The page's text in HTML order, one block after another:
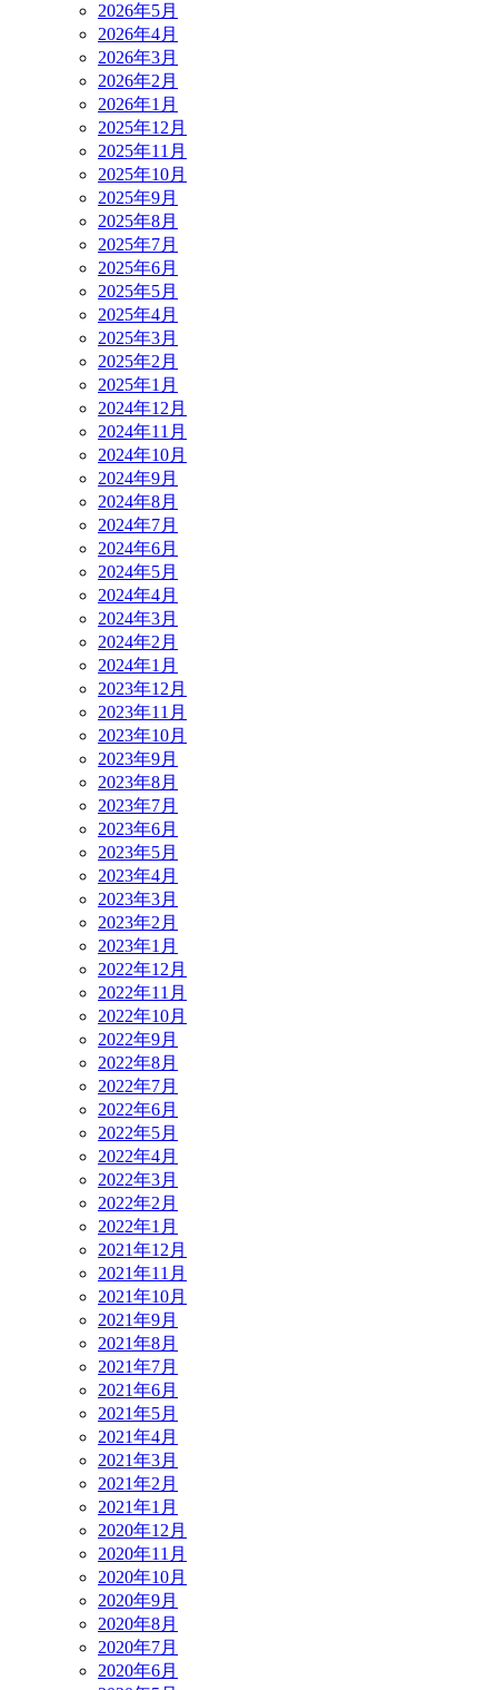
2026年5月
2026年4月
2026年3月
2026年2月
2026年1月
2025年12月
2025年11月
2025年10月
2025年9月
2025年8月
2025年7月
2025年6月
2025年5月
2025年4月
2025年3月
2025年2月
2025年1月
2024年12月
2024年11月
2024年10月
2024年9月
2024年8月
2024年7月
2024年6月
2024年5月
2024年4月
2024年3月
2024年2月
2024年1月
2023年12月
2023年11月
2023年10月
2023年9月
2023年8月
2023年7月
2023年6月
2023年5月
2023年4月
2023年3月
2023年2月
2023年1月
2022年12月
2022年11月
2022年10月
2022年9月
2022年8月
2022年7月
2022年6月
2022年5月
2022年4月
2022年3月
2022年2月
2022年1月
2021年12月
2021年11月
2021年10月
2021年9月
2021年8月
2021年7月
2021年6月
2021年5月
2021年4月
2021年3月
2021年2月
2021年1月
2020年12月
2020年11月
2020年10月
2020年9月
2020年8月
2020年7月
2020年6月